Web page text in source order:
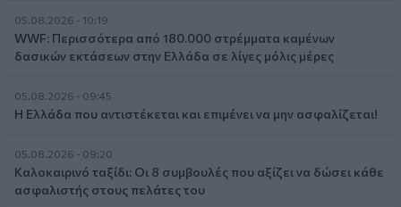
05.08.2026 - 10:19
WWF: Περισσότερα από 180.000 στρέμματα καμένων
δασικών εκτάσεων στην Ελλάδα σε λίγες μόλις μέρες
05.08.2026 - 09:45
Η Ελλάδα που αντιστέκεται και επιμένει να μην ασφαλίζεται!
05.08.2026 - 09:20
Καλοκαιρινό ταξίδι: Οι 8 συμβουλές που αξίζει να δώσει κάθε
ασφαλιστής στους πελάτες του